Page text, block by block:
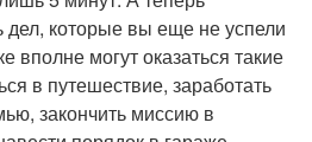
дел, которые вы еще не успели
вполне могут оказаться такие
в путешествие, заработать
закончить миссию в